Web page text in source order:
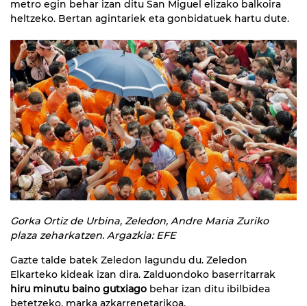
metro egin behar izan ditu San Miguel elizako balkoira
heltzeko. Bertan agintariek eta gonbidatuek hartu dute.
Gorka Ortiz de Urbina, Zeledon, Andre Maria Zuriko
plaza zeharkatzen. Argazkia: EFE
Gazte talde batek Zeledon lagundu du. Zeledon
Elkarteko kideak izan dira. Zalduondoko baserritarrak
hiru minutu baino gutxiago behar izan ditu ibilbidea
betetzeko, marka azkarrenetarikoa.